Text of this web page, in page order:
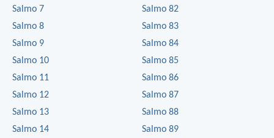
Salmo 7
Salmo 8
Salmo 9
Salmo 10
Salmo 11
Salmo 12
Salmo 13
Salmo 14
Salmo 82
Salmo 83
Salmo 84
Salmo 85
Salmo 86
Salmo 87
Salmo 88
Salmo 89